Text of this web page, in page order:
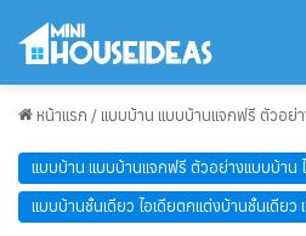
หน้าแรก / แบบบ้าน แบบบ้านแจกฟรี ตัวอย่
แบบบ้าน แบบบ้านแจกฟรี ตัวอย่างแบบบ้าน
แบบบ้านชั้นเดียว ไอเดียตกแต่งบ้านชั้นเดียว